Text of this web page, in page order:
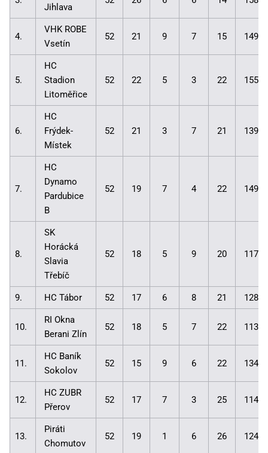
Jihlava
4.
VHK ROBE
Vsetín
52 21 9 7 15
5.
HC
Stadion
Litoměřice
52 22 5 3 22
6.
HC
Frýdek-
Místek
52 21 3 7 21
7.
HC
Dynamo
Pardubice
B
52 19 7 4 22
8.
SK
Horácká
Slavia
Třebíč
52 18 5 9 20
9. HC Tábor 52 17 6 8 21
10.
RI Okna
Berani Zlín
52 18 5 7 22
11.
HC Baník
Sokolov
52 15 9 6 22
12.
HC ZUBR
Přerov
52 17 7 3 25
13.
Piráti
Chomutov
52 19 1 6 26